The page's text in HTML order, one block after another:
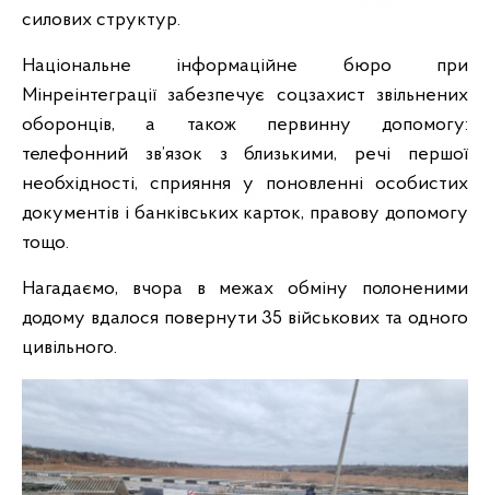
силових структур.
Національне інформаційне бюро при
Мінреінтеграції забезпечує соцзахист звільнених
оборонців, а також первинну допомогу:
телефонний зв’язок з близькими, речі першої
необхідності, сприяння у поновленні особистих
документів і банківських карток, правову допомогу
тощо.
Нагадаємо, вчора в межах обміну полоненими
додому вдалося повернути 35 військових та одного
цивільного.